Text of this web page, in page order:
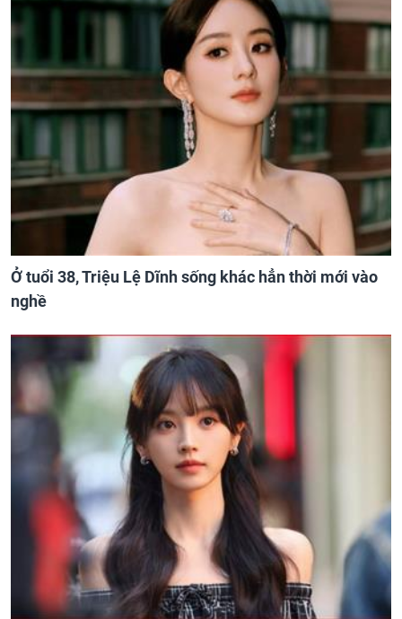
Ở tuổi 38, Triệu Lệ Dĩnh sống khác hẳn thời mới vào
nghề